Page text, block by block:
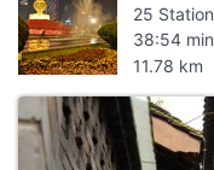
25
38:54
11.78 km